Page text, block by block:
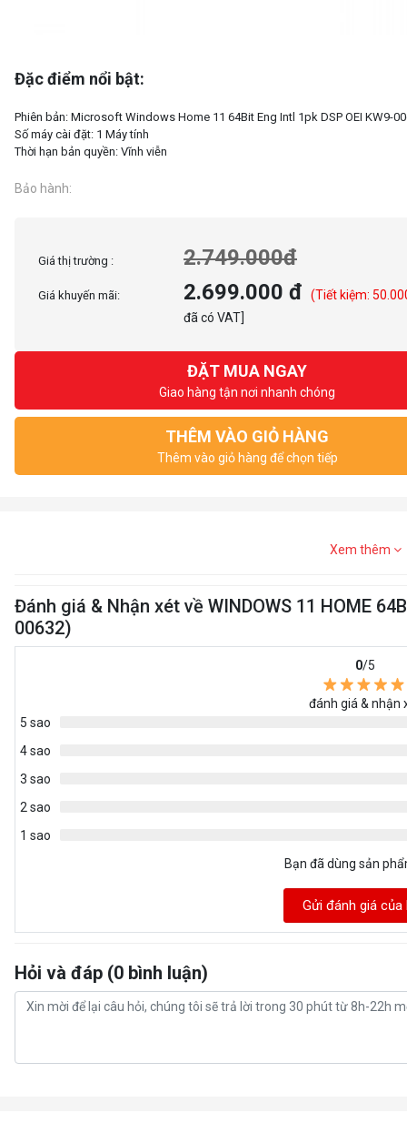
Đặc điểm nổi bật:
Phiên bản: Microsoft Windows Home 11 64Bit Eng Intl 1pk DSP OEI KW9-
Số máy cài đặt: 1 Máy tính
Bảo hành:
Giá thị trường : 2.749.000đ
Giá khuyến mãi: 2.699.000 đ
(Tiết kiệm:
đã có VAT]
ĐẶT MUA NGAY
Giao hàng tận nơi nhanh chóng
THÊM VÀO GIỎ HÀNG
Thêm vào giỏ hàng để chọn tiếp
Xem thêm
Đánh giá & Nhận xét về WINDOWS 11 HOME
00632)
0/5
đánh giá & nhận
5 sao
4 sao
3 sao
2 sao
1 sao
Bạn đã dùng sản
Gửi đánh giá của
Hỏi và đáp (0 bình luận)